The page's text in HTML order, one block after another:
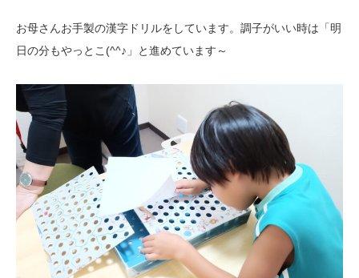
お母さんお手製の漢字ドリルをしています。調子がいい時は「明
日の分もやっとこ(^^♪」と進めています～